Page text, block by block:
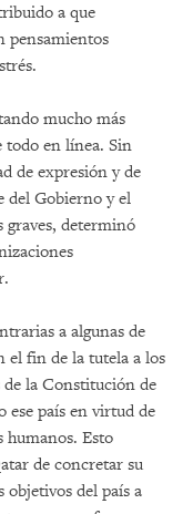
a que
pensamientos
mucho más
todo en línea. Sin
de expresión y de
del Gobierno y el
graves, determinó
a algunas de
el fin de la tutela a los
la Constitución de
ese país en virtud de
humanos. Esto
de concretar su
objetivos del país a